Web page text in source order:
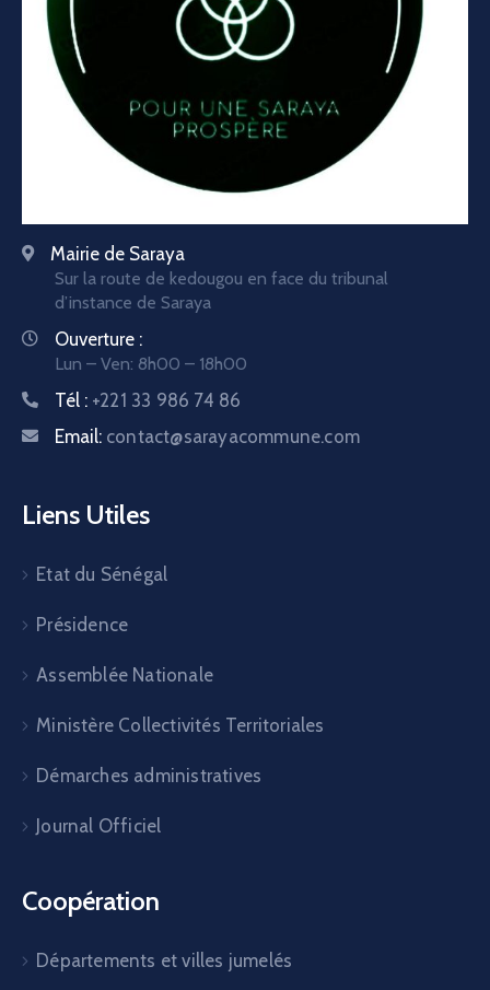
Mairie de Saraya
Sur la route de kedougou en face du tribunal
d’instance de Saraya
Ouverture :
Lun – Ven: 8h00 – 18h00
Tél : +221 33 986 74 86
Email: contact@sarayacommune.com
Liens Utiles
Etat du Sénégal
Présidence
Assemblée Nationale
Ministère Collectivités Territoriales
Démarches administratives
Journal Officiel
Coopération
Départements et villes jumelés